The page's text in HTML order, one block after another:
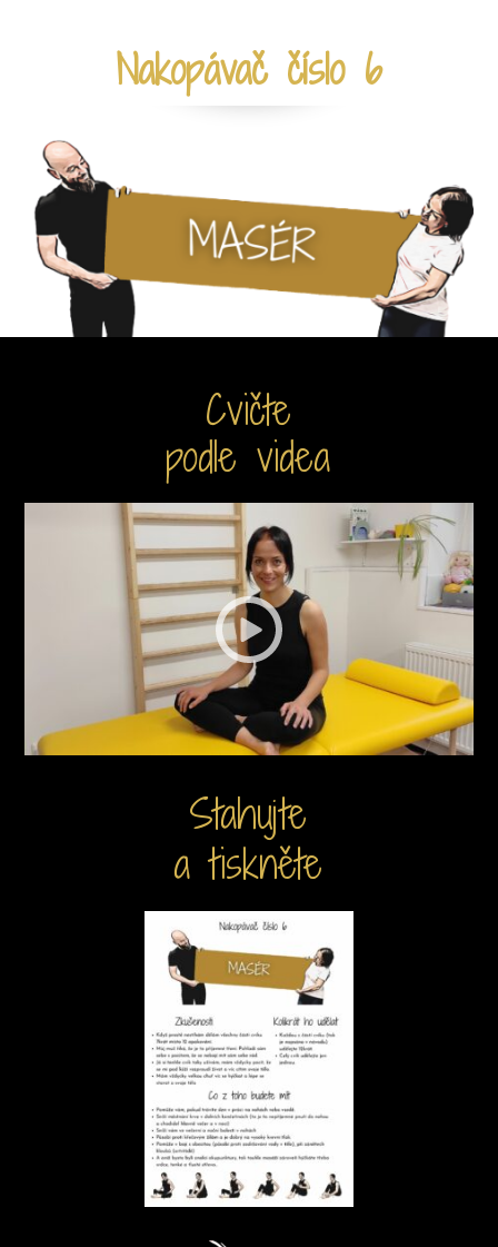
Nakopávač číslo 6
Cvičte
podle videa
Stahujte
a tiskněte